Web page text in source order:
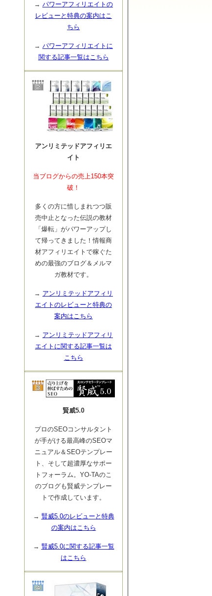
→ パワーアフィリエイトの
レビューと特典の案内はこ
ちら
→ パワーアフィリエイトに
関する記事一覧はこちら
アンリミテッドアフィリエ
イト
当ブログからの売上150本突
破！
多くの方に惜しまれつつ販
売中止となった伝説の教材
「爆転」がパワーアップし
て帰ってきました！情報商
材アフィリエイトで稼ぐた
めの最強のブログ＆メルマ
ガ教材です。
→ アンリミテッドアフィリ
エイトのレビューと特典の
案内はこちら
→ アンリミテッドアフィリ
エイトに関する記事一覧は
こちら
賢威5.0
プロのSEOコンサルタント
が手がける最高峰のSEOマ
ニュアル＆SEOテンプレー
ト、そして超濃厚なサポー
トフォーラム。YO-TAのこ
のブログも賢威テンプレー
トで作成しています。
→ 賢威5.0のレビューと特典
の案内はこちら
→ 賢威5.0に関する記事一覧
はこちら